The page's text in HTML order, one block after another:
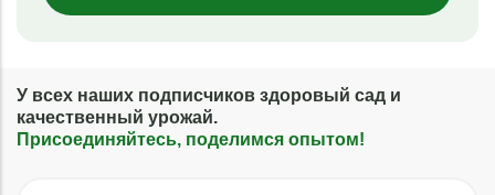
У всех наших подписчиков здоровый сад и
качественный урожай.
Присоединяйтесь, поделимся опытом!